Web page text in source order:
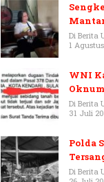
143/
Di Berita
1
WNI
Di Berita
31 Juli
Polda
Emas
Di Berita